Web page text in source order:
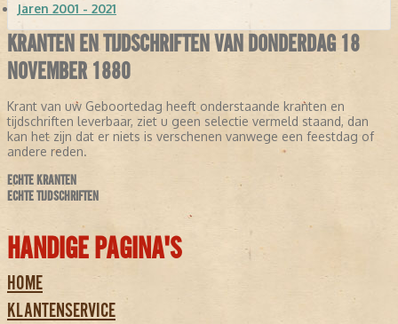
Jaren 2001 - 2021
KRANTEN EN TIJDSCHRIFTEN VAN DONDERDAG 18
NOVEMBER 1880
Krant van uw Geboortedag heeft onderstaande kranten en
tijdschriften leverbaar, ziet u geen selectie vermeld staand, dan
kan het zijn dat er niets is verschenen vanwege een feestdag of
andere reden.
ECHTE KRANTEN
ECHTE TIJDSCHRIFTEN
HANDIGE PAGINA'S
HOME
KLANTENSERVICE